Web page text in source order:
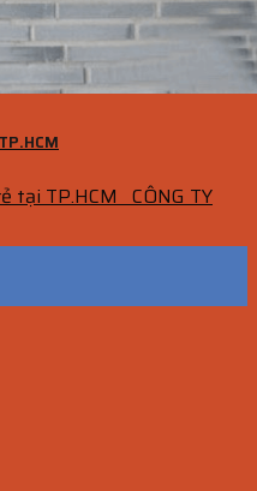
tại TP.HCM CÔNG TY